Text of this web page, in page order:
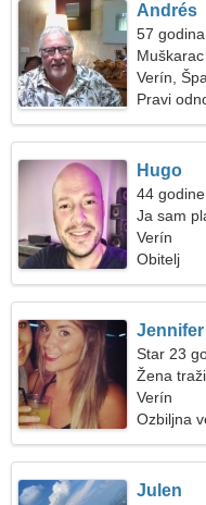
Andrés
57
Verín,
Pravi
Hugo
44
Ja sam
Verín
Obitelj
Jennifer
Star 23
Žena
Verín
Ozbiljna
Julen